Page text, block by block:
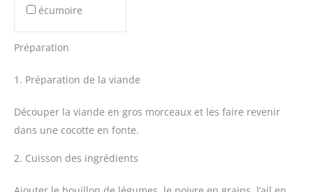
écumoire
Préparation
1. Préparation de la viande
Découper la viande en gros morceaux et les faire revenir
dans une cocotte en fonte.
2. Cuisson des ingrédients